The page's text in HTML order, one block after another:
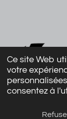
Ce site Web
votre
consentez à
© 1959 Royal